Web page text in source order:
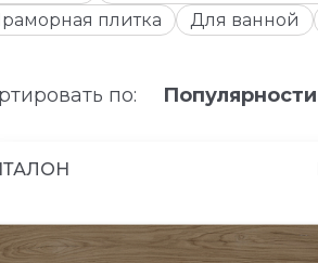
плитка
Для ванной
по: Популярности